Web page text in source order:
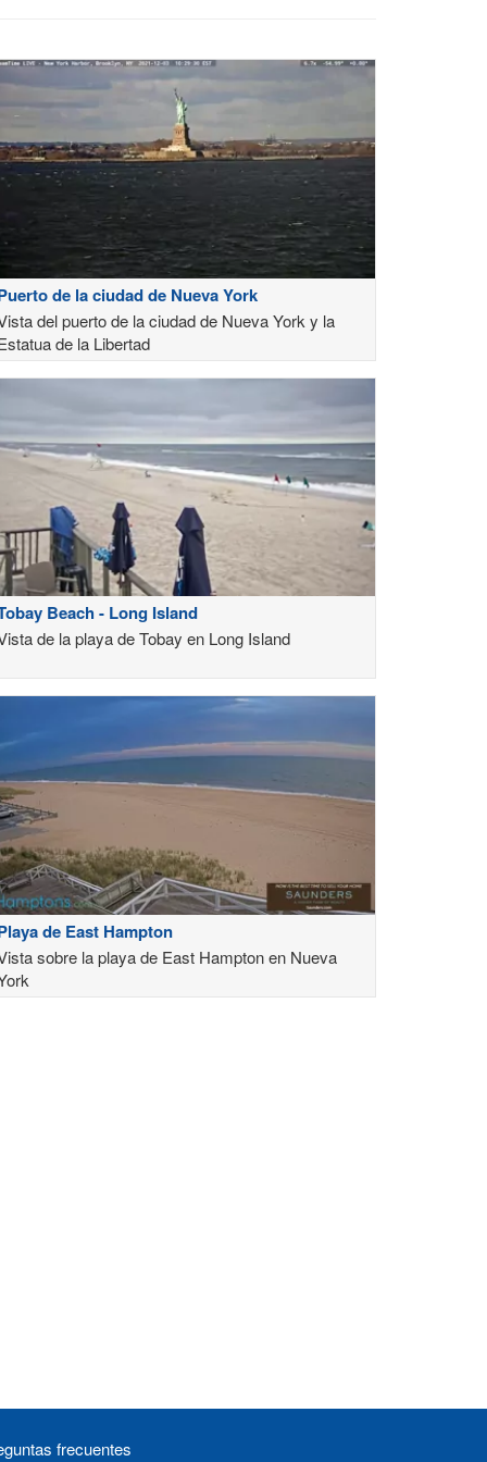
de la ciudad de Nueva York
del puerto de la ciudad de Nueva York y la
de la Libertad
Beach - Long Island
de la playa de Tobay en Long Island
de East Hampton
sobre la playa de East Hampton en Nueva
frecuentes